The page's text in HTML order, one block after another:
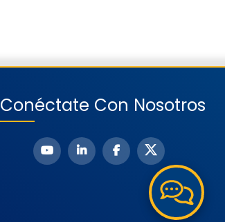
Conéctate Con Nosotros